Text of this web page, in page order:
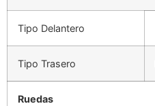
Tipo Delantero
Tipo Trasero
Ruedas